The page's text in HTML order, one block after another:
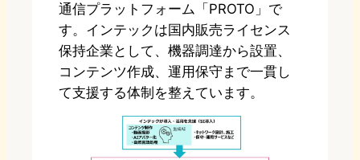
通信プラットフォーム「PROTO」で
す。インテックは国内販売ライセンス
保持企業として、機器調達から設置、
コンテンツ作成、運用保守まで一貫し
て支援する体制を整えています。